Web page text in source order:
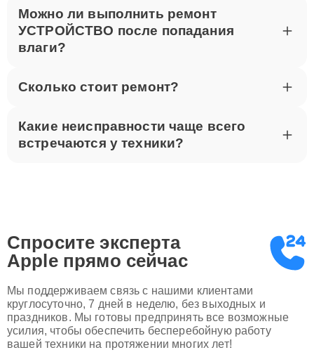
Можно ли выполнить ремонт
УСТРОЙСТВО после попадания
влаги?
Сколько стоит ремонт?
Какие неисправности чаще всего
встречаются у техники?
Спросите эксперта
Apple прямо сейчас
Мы поддерживаем связь с нашими клиентами
круглосуточно, 7 дней в неделю, без выходных и
праздников. Мы готовы предпринять все возможные
усилия, чтобы обеспечить бесперебойную работу
вашей техники на протяжении многих лет!